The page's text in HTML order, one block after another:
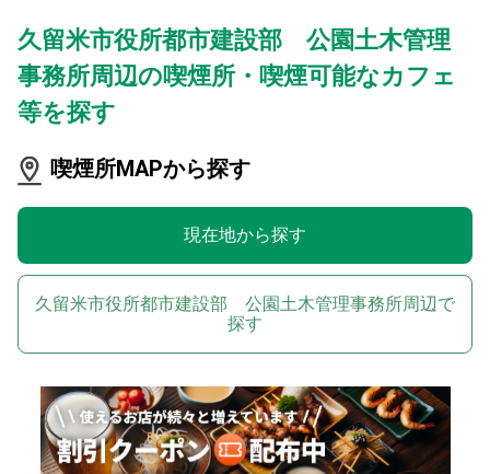
久留米市役所都市建設部 公園土木管理
事務所周辺の喫煙所・喫煙可能なカフェ
等を探す
喫煙所MAPから探す
現在地から探す
久留米市役所都市建設部 公園土木管理事務所周辺で
探す